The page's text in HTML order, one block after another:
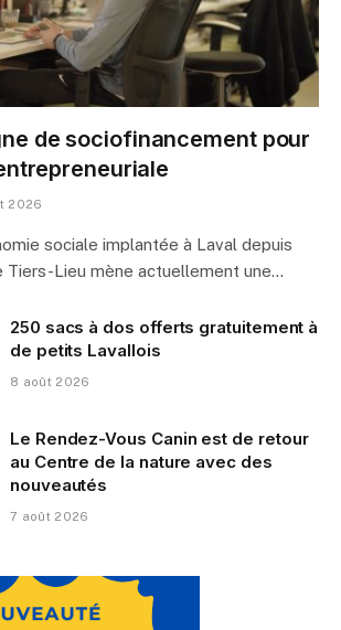
de sociofinancement pour
2026
sociale implantée à Laval depuis
Tiers-Lieu mène actuellement une…
250 sacs à dos offerts gratuitement à
de petits Lavallois
8 août 2026
Le Rendez-Vous Canin est de retour
au Centre de la nature avec des
nouveautés
7 août 2026